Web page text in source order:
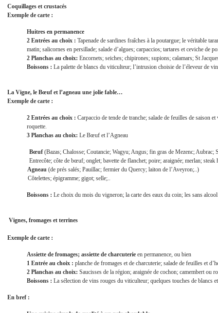
Coquillages et crustacés
Exemple de carte :
Huitres en permanence
2 Entrées au choix : Tapenade de sardines fraîches à la poutargue; le véritable
matin; salicornes en persillade; salade d’algues; carpaccios; tartares et ceviche de
2 Planchas au choix: Encornets; seiches; chipirones; supions; calamars; St
Boissons : La palette de blancs du viticulteur; l’intrusion choisie de l’éleveur de
La Vigne, le Bœuf et l’agneau une jolie fable…
Exemple de carte :
2 Entrées au choix : Carpaccio de tende de tranche; salade de feuilles de saison
roquette.
3 Planchas au choix: Le Bœuf et l’Agneau
Bœuf (Bazas; Chalosse; Coutancie; Wagyu; Angus; fin gras de Mezenc; Aubrac;
Entrecôte; côte de bœuf; onglet; bavette de flanchet; poire; araignée; merlan; steak
Agneau (de prés salés; Pauillac; fermier du Quercy; laiton de l’Aveyron;..)
Côtelettes; épigramme; gigot; selle;..
Boissons : Le choix du mois du vigneron; la carte des eaux du coin; les sans
Vignes, fromages et terrines
Exemple de carte :
Assiette de fromages; assiette de charcuterie en permanence, ou bien
1 Entrée au choix : planche de fromages et de charcuterie; salade de feuilles et
2 Planchas au choix: Saucisses de la région; araignée de cochon; camembert ou
Boissons : La sélection de vins rouges du viticulteur; quelques touches de blancs
En bref :